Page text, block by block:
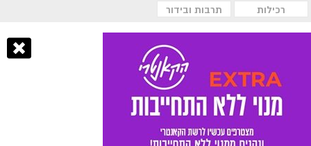
רכילות
תרבות ובידור